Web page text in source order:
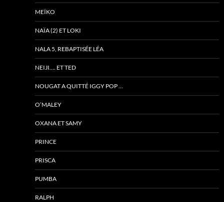
MEÏKO
NAÏA (2) ET LOKI
NALA 5, REBAPTISÉE LÉA
NEIJI…. ET TED
NOUGAT A QUITTÉ IGGY POP …
O’MALEY
OXANA ET SAMY
PRINCE
PRISCA
PUMBA
RALPH